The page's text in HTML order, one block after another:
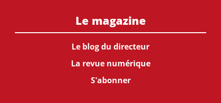
Le magazine
Le blog du directeur
La revue numérique
S'abonner